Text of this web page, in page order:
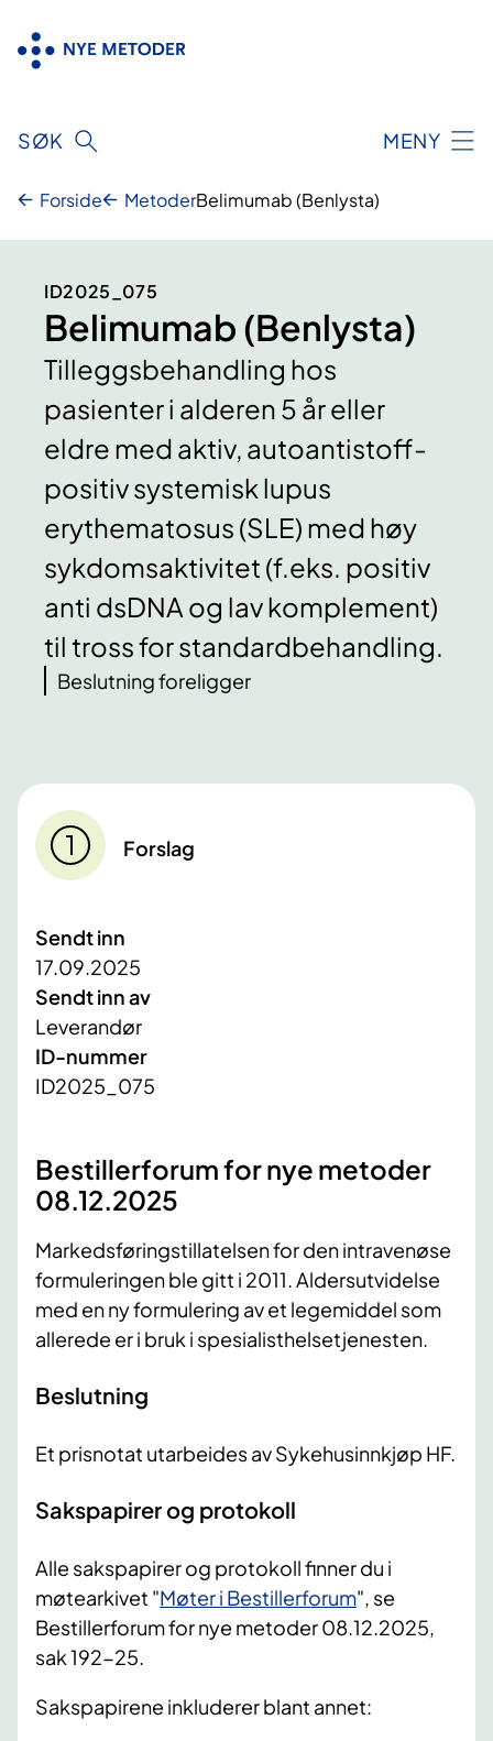
innhold
SØK MENY
Forside MetoderBelimumab (Benlysta)
ID2025_075
Belimumab (Benlysta)
Tilleggsbehandling hos
pasienter i alderen 5 år eller
eldre med aktiv, autoantistoff-
positiv systemisk lupus
erythematosus (SLE) med høy
sykdomsaktivitet (f.eks. positiv
anti dsDNA og lav komplement)
til tross for standardbehandling.
Beslutning foreligger
Forslag
Sendt inn
17.09.2025
Sendt inn av
Leverandør
ID-nummer
ID2025_075
Bestillerforum for nye metoder
08.12.2025
Markedsføringstillatelsen for den intravenøse
formuleringen ble gitt i 2011. Aldersutvidelse
med en ny formulering av et legemiddel som
allerede er i bruk i spesialisthelsetjenesten.
Beslutning
Et prisnotat utarbeides av Sykehusinnkjøp HF.
Sakspapirer og protokoll
Alle sakspapirer og protokoll finner du i
møtearkivet "Møter i Bestillerforum", se
Bestillerforum for nye metoder 08.12.2025,
sak 192-25.
Sakspapirene inkluderer blant annet: